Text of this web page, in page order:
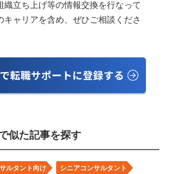
織立ち上げ等の情報交換を行なって
キャリアを含め、ぜひご相談くださ
似た記事を探す
ルタント向け
シニアコンサルタント